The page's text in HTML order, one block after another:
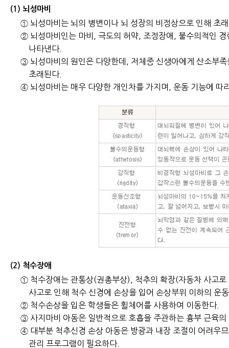
(1) 뇌성마비
① 뇌성마비는 뇌의 병변이나 뇌 성장의 비정상으로 인해 초
② 뇌성마비인는 마비, 극도의 허약, 조정장애, 불수의적인
나타낸다.
③ 뇌성마비의 원인은 다양한데, 저체중 신생아에게 산소부
초래된다.
④ 뇌성마비는 매우 다양한 개인차를 가지며, 운동 기능에 따
(2) 척수장애
① 척수장애는 관통상(권총부상), 척추의 확장(자동차 사고
사고로 인해 척수 신경에 손상을 입어 손상부위 이하의 운
② 척수손상을 입은 학생들은 휠체어를 사용하여 이동한다.
③ 사지마비 아동은 일반적으로 호흡을 주관하는 흉부 근육
④ 대부분 척추신경 손상 아동은 방광과 내장 조절이 어려우
관리 프로그램이 필요하다.